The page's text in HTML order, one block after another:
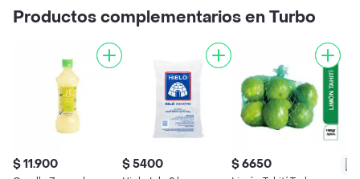
Productos complementarios en Turbo
$ 11.900 $ 5400 $ 6650